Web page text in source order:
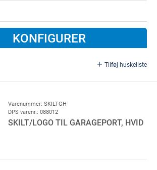
KONFIGURER
Tilføj huskeliste
Varenummer: SKILTGH
DPS varenr.: 088012
SKILT/LOGO TIL GARAGEPORT, HVID